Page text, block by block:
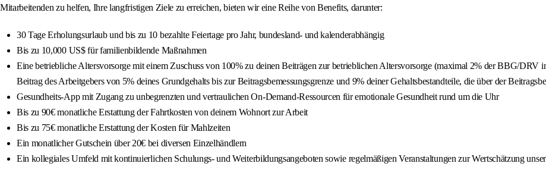
Mitarbeitenden zu helfen, Ihre langfristigen Ziele zu erreichen, bieten wir eine Reihe von Benefits, darunter:
30 Tage Erholungsurlaub und bis zu 10 bezahlte Feiertage pro Jahr, bundesland- und kalenderabhängig
Bis zu 10,000 US$ für familienbildende Maßnahmen
Eine betriebliche Altersvorsorge mit einem Zuschuss von 100% zu deinen Beiträgen zur betrieblichen Altersvorsorge (maximal 2% der BBG/DRV
Beitrag des Arbeitgebers von 5% deines Grundgehalts bis zur Beitragsbemessungsgrenze und 9% deiner Gehaltsbestandteile, die über der
Gesundheits-App mit Zugang zu unbegrenzten und vertraulichen On-Demand-Ressourcen für emotionale Gesundheit rund um die Uhr
Bis zu 90€ monatliche Erstattung der Fahrtkosten von deinem Wohnort zur Arbeit
Bis zu 75€ monatliche Erstattung der Kosten für Mahlzeiten
Ein monatlicher Gutschein über 20€ bei diversen Einzelhändlern
Ein kollegiales Umfeld mit kontinuierlichen Schulungs- und Weiterbildungsangeboten sowie regelmäßigen Veranstaltungen zur Wertschätzung